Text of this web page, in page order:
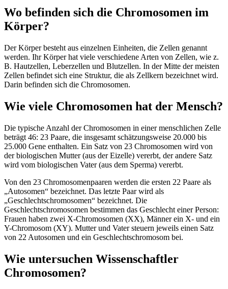
Wo befinden sich die Chromosomen im
Körper?
Der Körper besteht aus einzelnen Einheiten, die Zellen genannt
werden. Ihr Körper hat viele verschiedene Arten von Zellen, wie z.
B. Hautzellen, Leberzellen und Blutzellen. In der Mitte der meisten
Zellen befindet sich eine Struktur, die als Zellkern bezeichnet wird.
Darin befinden sich die Chromosomen.
Wie viele Chromosomen hat der Mensch?
Die typische Anzahl der Chromosomen in einer menschlichen Zelle
beträgt 46: 23 Paare, die insgesamt schätzungsweise 20.000 bis
25.000 Gene enthalten. Ein Satz von 23 Chromosomen wird von
der biologischen Mutter (aus der Eizelle) vererbt, der andere Satz
wird vom biologischen Vater (aus dem Sperma) vererbt.
Von den 23 Chromosomenpaaren werden die ersten 22 Paare als
„Autosomen“ bezeichnet. Das letzte Paar wird als
„Geschlechtschromosomen“ bezeichnet. Die
Geschlechtschromosomen bestimmen das Geschlecht einer Person:
Frauen haben zwei X-Chromosomen (XX), Männer ein X- und ein
Y-Chromosom (XY). Mutter und Vater steuern jeweils einen Satz
von 22 Autosomen und ein Geschlechtschromosom bei.
Wie untersuchen Wissenschaftler
Chromosomen?